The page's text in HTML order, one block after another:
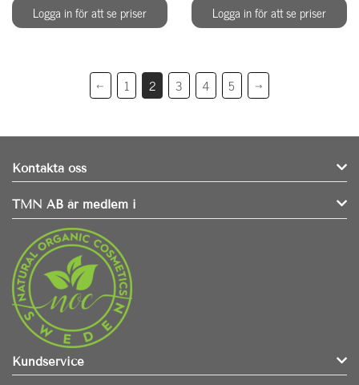
Logga in för att se priser
Logga in för att se priser
← 1 2 3 4 5 →
Kontakta oss
TMN AB är medlem i
Kundservice